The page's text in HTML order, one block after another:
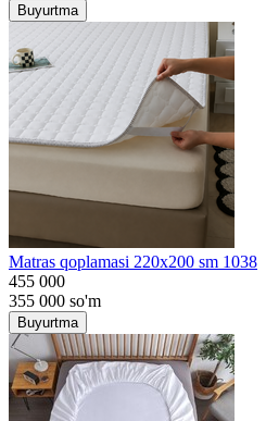
Buyurtma
Matras qoplamasi 220x200 sm 1038
455 000
355 000 so'm
Buyurtma